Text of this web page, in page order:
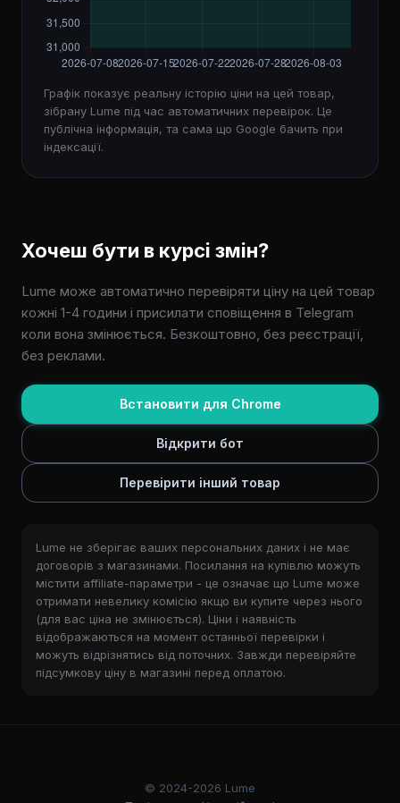
Графік показує реальну історію ціни на цей товар,
зібрану Lume під час автоматичних перевірок. Це
публічна інформація, та сама що Google бачить при
індексації.
Хочеш бути в курсі змін?
Lume може автоматично перевіряти ціну на цей товар
кожні 1-4 години і присилати сповіщення в Telegram
коли вона змінюється. Безкоштовно, без реєстрації,
без реклами.
Встановити для Chrome
Відкрити бот
Перевірити інший товар
Lume не зберігає ваших персональних даних і не має
договорів з магазинами. Посилання на купівлю можуть
містити affiliate-параметри - це означає що Lume може
отримати невелику комісію якщо ви купите через нього
(для вас ціна не змінюється). Ціни і наявність
відображаються на момент останньої перевірки і
можуть відрізнятись від поточних. Завжди перевіряйте
підсумкову ціну в магазині перед оплатою.
© 2024-2026 Lume